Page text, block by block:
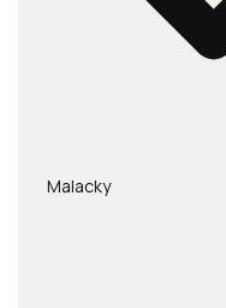
Malacky